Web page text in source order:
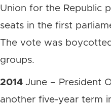
Union for the Republic
seats in the first
The vote was
groups.
2014 June – President
another five-year term